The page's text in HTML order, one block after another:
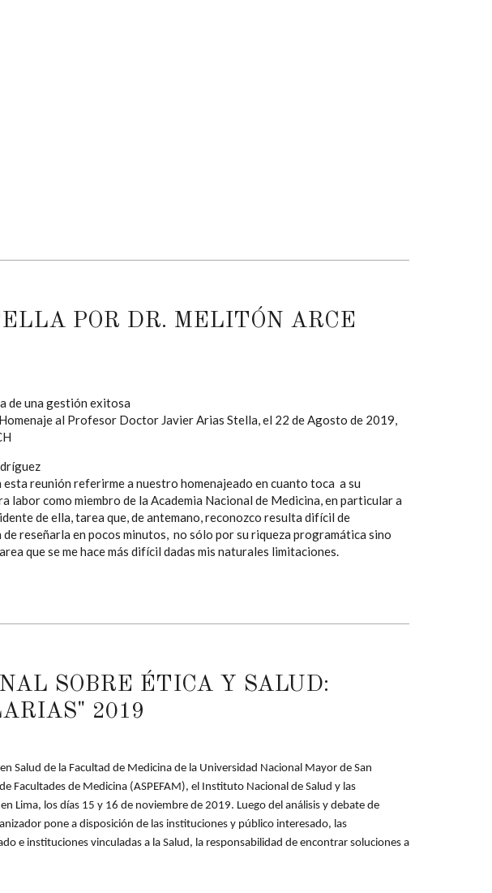
POR DR. MELITÓN ARCE
de una gestión exitosa
al Profesor Doctor Javier Arias Stella, el 22 de Agosto de 2019,
esta reunión referirme a nuestro homenajeado en cuanto toca a su
labor como miembro de la Academia Nacional de Medicina, en particular a
de ella, tarea que, de antemano, reconozco resulta difícil de
reseñarla en pocos minutos, no sólo por su riqueza programática sino
que se me hace más difícil dadas mis naturales limitaciones.
SOBRE ÉTICA Y SALUD:
2019
Salud de la Facultad de Medicina de la Universidad Nacional Mayor de San
Facultades de Medicina (ASPEFAM), el Instituto Nacional de Salud y las
Lima, los días 15 y 16 de noviembre de 2019. Luego del análisis y debate de
pone a disposición de las instituciones y público interesado, las
e instituciones vinculadas a la Salud, la responsabilidad de encontrar soluciones a